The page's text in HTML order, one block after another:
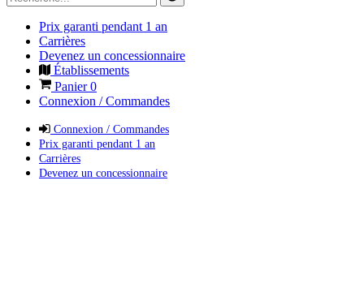
Prix garanti pendant 1 an
Carrières
Devenez un concessionnaire
Établissements
Panier0
Connexion / Commandes
Connexion / Commandes
Prix garanti pendant 1 an
Carrières
Devenez un concessionnaire